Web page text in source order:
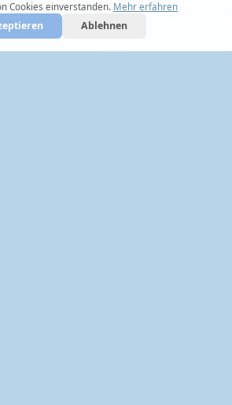
Cookies einverstanden. Mehr erfahren
Ablehnen